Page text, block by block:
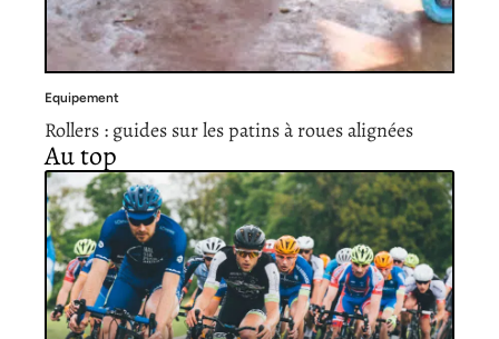
Equipement
Rollers : guides sur les patins à roues alignées
Au top